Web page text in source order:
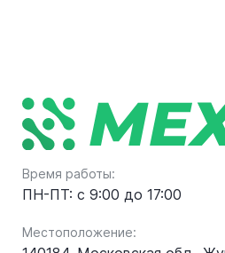
Время работы:
ПН-ПТ: с 9:00 до 17:00
Местоположение: